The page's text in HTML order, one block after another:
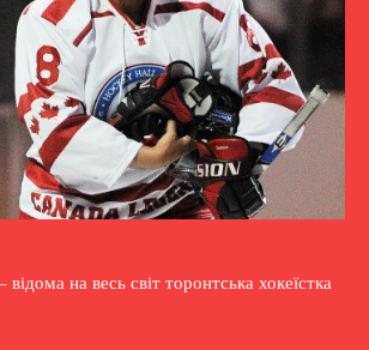
на весь світ торонтська хокеїстка